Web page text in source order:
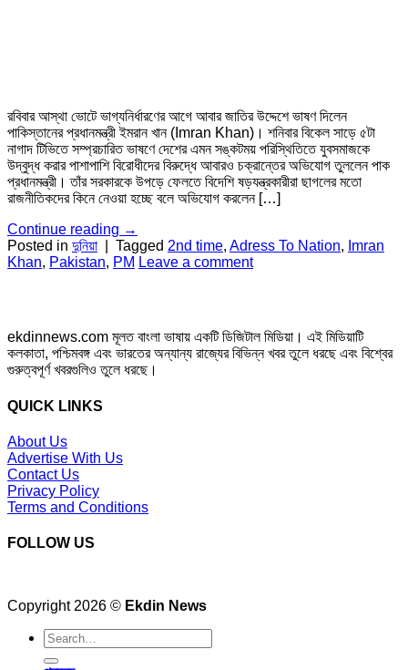
রবিবার আস্থা ভোটে ভাগ্যনির্ধারণের আগে আবার জাতির উদ্দেশে ভাষণ দিলেন
পাকিস্তানের প্রধানমন্ত্রী ইমরান খান (Imran Khan)। শনিবার বিকেল সাড়ে ৫টা
নাগাদ টিভিতে সম্প্রচারিত ভাষণে দেশের এমন সঙ্কটময় পরিস্থিতিতে যুবসমাজকে
উদ্বুদ্ধ করার পাশাপাশি বিরোধীদের বিরুদ্ধে আবারও চক্রান্তের অভিযোগ তুললেন পাক
প্রধানমন্ত্রী। তাঁর সরকারকে উপড়ে ফেলতে বিদেশি ষড়যন্ত্রকারীরা ছাগলের মতো
রাজনীতিকদের কিনে নেওয়া হচ্ছে বলে অভিযোগ করলেন […]
Continue reading →
Posted in দুনিয়া Tagged 2nd time, Adress To Nation, Imran
Khan, Pakistan, PM Leave a comment
ekdinnews.com মূলত বাংলা ভাষায় একটি ডিজিটাল মিডিয়া। এই মিডিয়াটি
কলকাতা, পশ্চিমবঙ্গ এবং ভারতের অন্যান্য রাজ্যের বিভিন্ন খবর তুলে ধরছে এবং বিশ্বের
গুরুত্বপূর্ণ খবরগুলিও তুলে ধরছে।
QUICK LINKS
About Us
Advertise With Us
Contact Us
Privacy Policy
Terms and Conditions
FOLLOW US
Copyright 2026 © Ekdin News